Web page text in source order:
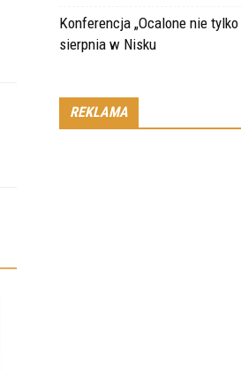
Konferencja „Ocalone nie
sierpnia w Nisku
REKLAMA